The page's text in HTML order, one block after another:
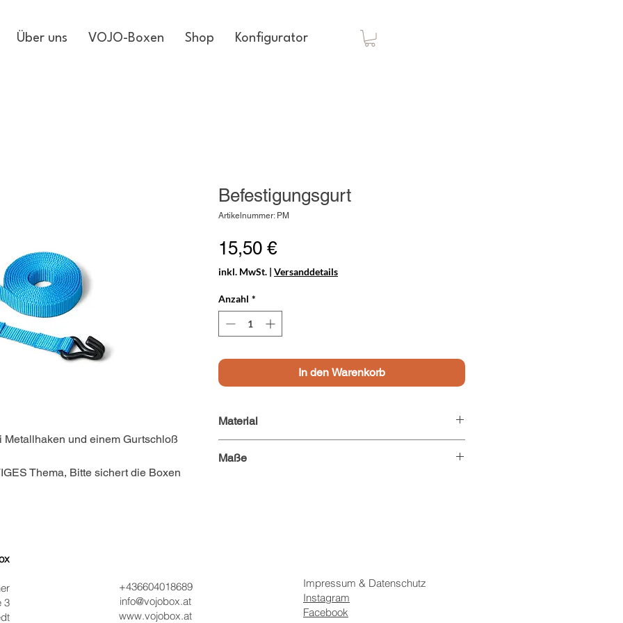
Über uns VOJO-Boxen Shop Konfigurator
und einem Gurtschloß
Thema, Bitte sichert die Boxen
Befestigungsgurt
Artikelnummer: PM
15,50 €Preis
inkl. MwSt. | Versanddetails
Anzahl *
In den Warenkorb
Material
Maße
3
+436604018689
info@vojobox.at
www.vojobox.at
Impressum & Datenschutz
Instagram
Facebook